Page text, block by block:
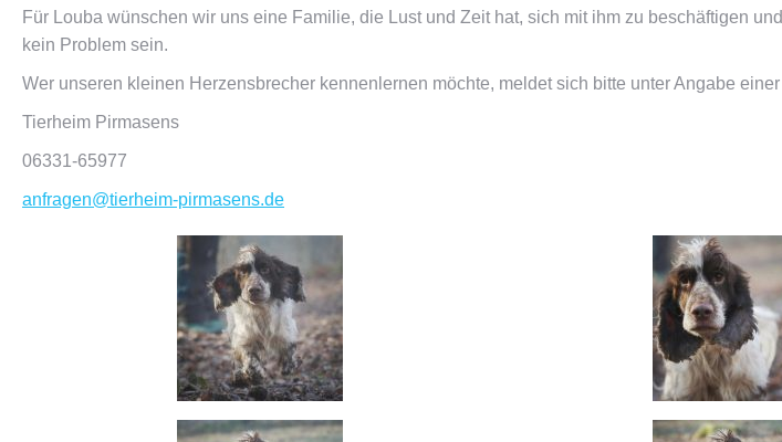
Für Louba wünschen wir uns eine Familie, die Lust und Zeit hat, sich mit ihm zu beschäftigen
kein Problem sein.
Wer unseren kleinen Herzensbrecher kennenlernen möchte, meldet sich bitte unter Angabe
Tierheim Pirmasens
06331-65977
anfragen@tierheim-pirmasens.de